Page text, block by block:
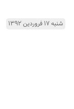
شنبه ۱۷ فروردین ۱۳۹۲